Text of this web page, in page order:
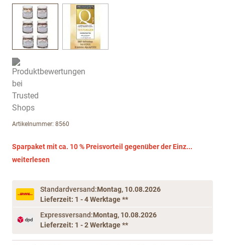
View larger imageView larger image
Artikelnummer: 8560
Sparpaket mit ca. 10 % Preisvorteil gegenüber der Einz...
weiterlesen
Standardversand:Montag, 10.08.2026
Lieferzeit: 1 - 4 Werktage **
Expressversand:Montag, 10.08.2026
Lieferzeit: 1 - 2 Werktage **